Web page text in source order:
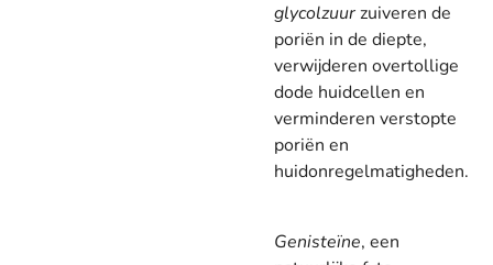
glycolzuurzuiveren de
poriën in de diepte,
verwijderen overtollige
dode huidcellen en
verminderen verstopte
poriën en
huidonregelmatigheden.
Genisteïne, een